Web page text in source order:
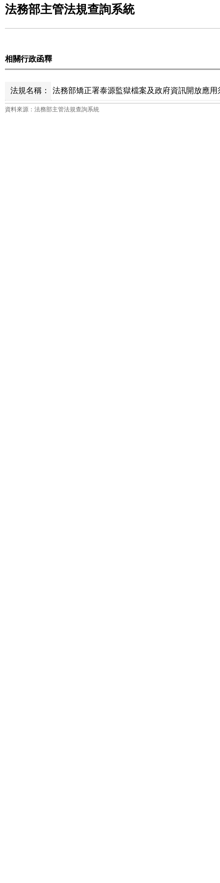
法務部主管法規查詢系統
相關行政函釋
法規名稱： 法務部矯正署泰源監獄檔案及政府資訊開放應用
資料來源：法務部主管法規查詢系統